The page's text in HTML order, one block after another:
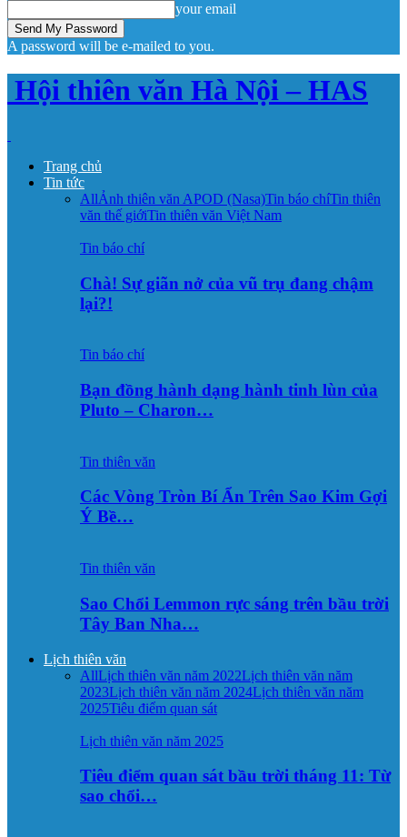
your email
A password will be e-mailed to you.
Hội thiên văn Hà Nội – HAS
Trang chủ
Tin tức
AllẢnh thiên văn APOD (Nasa)Tin báo chíTin thiên
văn thế giớiTin thiên văn Việt Nam
Tin báo chí
Chà! Sự giãn nở của vũ trụ đang chậm
lại?!
Tin báo chí
Bạn đồng hành dạng hành tinh lùn của
Pluto – Charon…
Tin thiên văn
Các Vòng Tròn Bí Ẩn Trên Sao Kim Gợi
Ý Bề…
Tin thiên văn
Sao Chổi Lemmon rực sáng trên bầu trời
Tây Ban Nha…
Lịch thiên văn
AllLịch thiên văn năm 2022Lịch thiên văn năm
2023Lịch thiên văn năm 2024Lịch thiên văn năm
2025Tiêu điểm quan sát
Lịch thiên văn năm 2025
Tiêu điểm quan sát bầu trời tháng 11: Từ
sao chổi…